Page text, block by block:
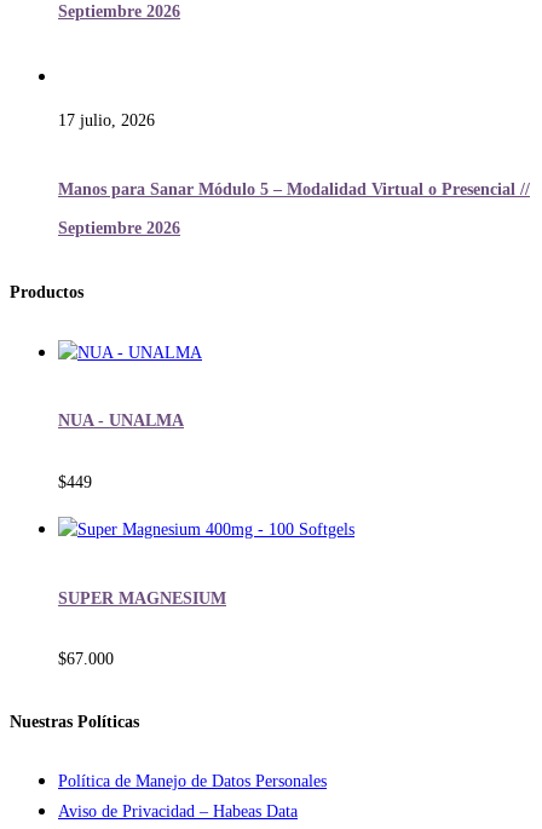
Septiembre 2026
17 julio, 2026
Manos para Sanar Módulo 5 – Modalidad Virtual o Presencial //
Septiembre 2026
Productos
NUA - UNALMA
$449
SUPER MAGNESIUM
$67.000
Nuestras Políticas
Política de Manejo de Datos Personales
Aviso de Privacidad – Habeas Data